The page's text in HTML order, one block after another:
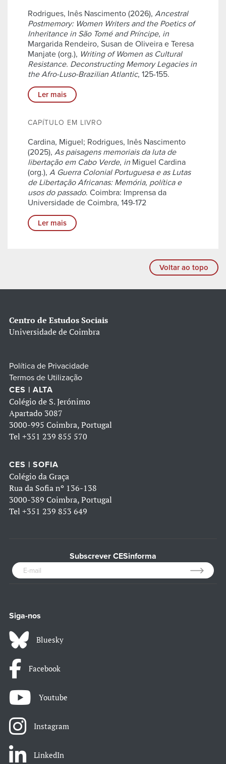
Rodrigues, Inês Nascimento (2026), Ancestral
Postmemory: Women Writers and the Poetics of
Inheritance in São Tomé and Príncipe, in
Margarida Rendeiro, Susan de Oliveira e Teresa
Manjate (org.), Writing of Women as Cultural
Resistance. Deconstructing Memory Legacies in
the Afro-Luso-Brazilian Atlantic, 125-155.
Ler mais
CAPÍTULO EM LIVRO
Cardina, Miguel; Rodrigues, Inês Nascimento
(2025), As paisagens memoriais da luta de
libertação em Cabo Verde, in Miguel Cardina
(org.), A Guerra Colonial Portuguesa e as Lutas
de Libertação Africanas: Memória, política e
usos do passado. Coimbra: Imprensa da
Universidade de Coimbra, 149-172
Ler mais
Voltar ao topo
Centro de Estudos Sociais
Universidade de Coimbra
Política de Privacidade
Termos de Utilização
CES | ALTA
Colégio de S. Jerónimo
Apartado 3087
3000-995 Coimbra, Portugal
Tel +351 239 855 570
CES | SOFIA
Colégio da Graça
Rua da Sofia nº 136-138
3000-389 Coimbra, Portugal
Tel +351 239 853 649
Subscrever CESinforma
Siga-nos
Bluesky
Facebook
Youtube
Instagram
LinkedIn